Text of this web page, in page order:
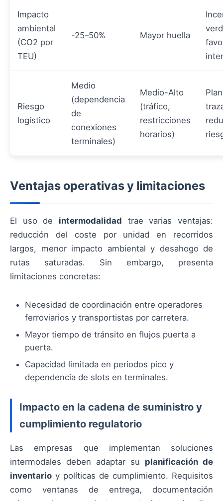
Impacto
ambiental
(CO2 por
TEU)
-25–50% Mayor huella
Riesgo
logístico
Medio
(dependencia
de
conexiones
terminales)
Medio-Alto
(tráfico,
restricciones
horarios)
Ventajas operativas y limitaciones
El uso de intermodalidad trae varias ventajas:
reducción del coste por unidad en recorridos
largos, menor impacto ambiental y desahogo de
rutas saturadas. Sin embargo, presenta
limitaciones concretas:
Necesidad de coordinación entre operadores
ferroviarios y transportistas por carretera.
Mayor tiempo de tránsito en flujos puerta a
puerta.
Capacidad limitada en periodos pico y
dependencia de slots en terminales.
Impacto en la cadena de suministro y
cumplimiento regulatorio
Las empresas que implementan soluciones
intermodales deben adaptar su planificación de
inventario y políticas de cumplimiento. Requisitos
como ventanas de entrega, documentación